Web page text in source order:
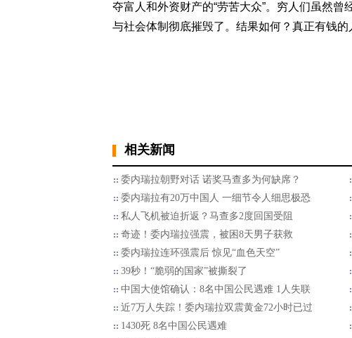
夺富人和外资财产的“劳苦大众”。穷人们虽然
与社会体制彻底摧毁了。结果如何？真正有钱
相关新闻
委内瑞拉朝野对话 诺奖马查多为何缺席？
委内瑞拉有20万中国人 一细节令人细思极恐
私人飞机被迫折返？马查多2度回国受阻
奇迹！委内瑞拉强震，被困8天男子获救
委内瑞拉连环强震后 惊见“血色天空”
39秒！“脆弱的国家”被撕裂了
中国大使馆确认：8名中国公民遇难 1人失联
近7万人失踪！委内瑞拉双震黄金72小时已过
1430死 8名中国公民遇难